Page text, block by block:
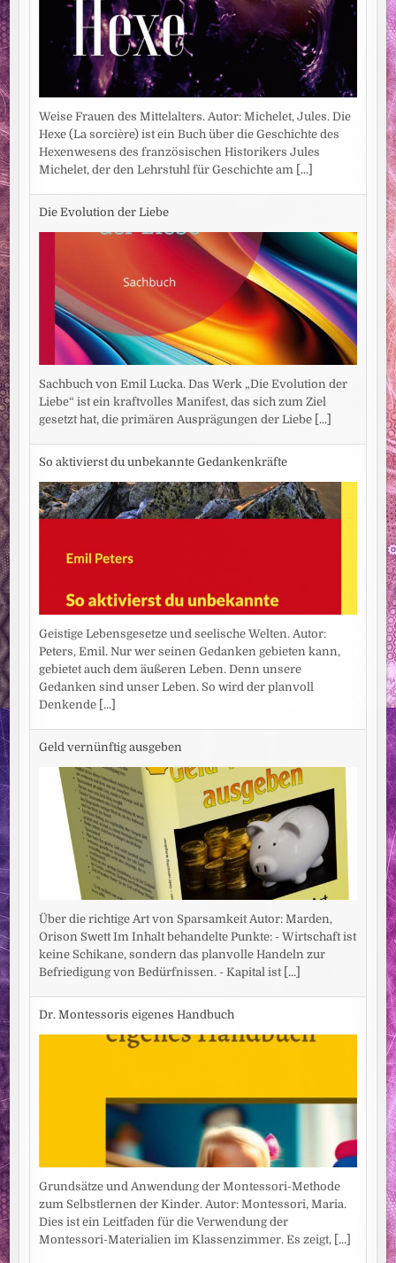
Weise Frauen des Mittelalters. Autor: Michelet, Jules. Die
Hexe (La sorcière) ist ein Buch über die Geschichte des
Hexenwesens des französischen Historikers Jules
Michelet, der den Lehrstuhl für Geschichte am [...]
Die Evolution der Liebe
Sachbuch von Emil Lucka. Das Werk „Die Evolution der
Liebe“ ist ein kraftvolles Manifest, das sich zum Ziel
gesetzt hat, die primären Ausprägungen der Liebe [...]
So aktivierst du unbekannte Gedankenkräfte
Geistige Lebensgesetze und seelische Welten. Autor:
Peters, Emil. Nur wer seinen Gedanken gebieten kann,
gebietet auch dem äußeren Leben. Denn unsere
Gedanken sind unser Leben. So wird der planvoll
Denkende [...]
Geld vernünftig ausgeben
Über die richtige Art von Sparsamkeit Autor: Marden,
Orison Swett Im Inhalt behandelte Punkte: - Wirtschaft ist
keine Schikane, sondern das planvolle Handeln zur
Befriedigung von Bedürfnissen. - Kapital ist [...]
Dr. Montessoris eigenes Handbuch
Grundsätze und Anwendung der Montessori-Methode
zum Selbstlernen der Kinder. Autor: Montessori, Maria.
Dies ist ein Leitfaden für die Verwendung der
Montessori-Materialien im Klassenzimmer. Es zeigt, [...]